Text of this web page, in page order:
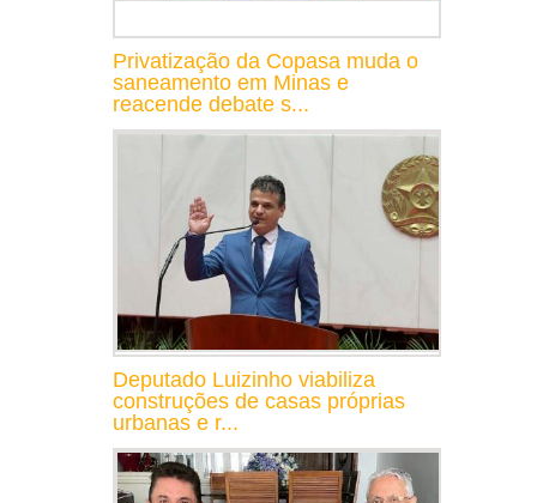
Privatização da Copasa muda o
saneamento em Minas e
reacende debate s...
Deputado Luizinho viabiliza
construções de casas próprias
urbanas e r...